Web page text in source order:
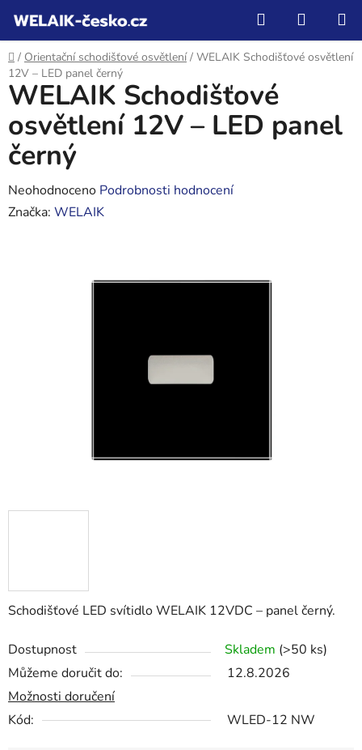
obsah
Hledat
KOŠÍK
Domů
/ Orientační schodišťové osvětlení / WELAIK Schodišťové osvětlení
12V – LED panel černý
Schodišťové LED svítidlo WELAIK 12VDC – panel černý.
Dostupnost Skladem (>50 ks)
Můžeme doručit do:
12.8.2026
Možnosti doručení
Kód:
WLED-12 NW
WELAIK Schodišťové
osvětlení 12V – LED panel
černý
Průměrné
hodnocení
Neohodnoceno Podrobnosti hodnocení
Značka: WELAIK